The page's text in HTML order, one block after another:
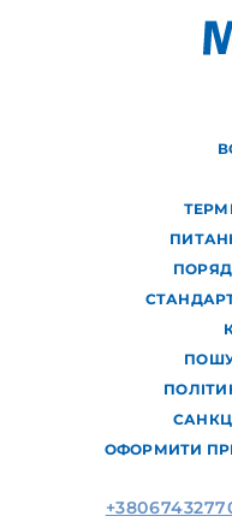
ОФОРМИТИ